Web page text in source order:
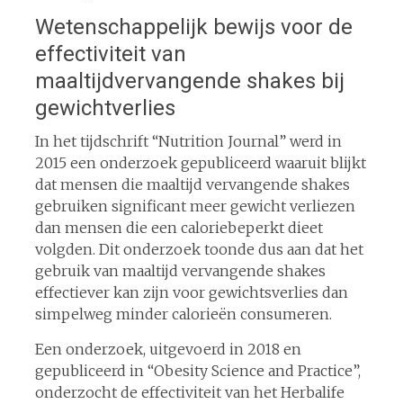
Wetenschappelijk bewijs voor de
effectiviteit van
maaltijdvervangende shakes bij
gewichtverlies
In het tijdschrift “Nutrition Journal” werd in
2015 een onderzoek gepubliceerd waaruit blijkt
dat mensen die maaltijd vervangende shakes
gebruiken significant meer gewicht verliezen
dan mensen die een caloriebeperkt dieet
volgden. Dit onderzoek toonde dus aan dat het
gebruik van maaltijd vervangende shakes
effectiever kan zijn voor gewichtsverlies dan
simpelweg minder calorieën consumeren.
Een onderzoek, uitgevoerd in 2018 en
gepubliceerd in “Obesity Science and Practice”,
onderzocht de effectiviteit van het Herbalife